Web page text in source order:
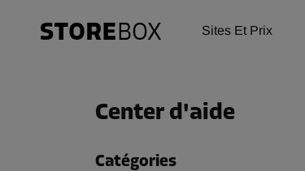
Sites Et Prix
Center d'aide
Catégories